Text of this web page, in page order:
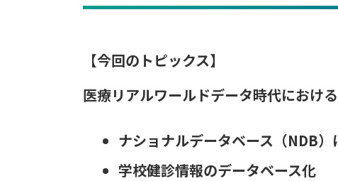
【今回のトピックス】
医療リアルワールドデータ時代におけ
ナショナルデータベース（NDB）
学校健診情報のデータベース化